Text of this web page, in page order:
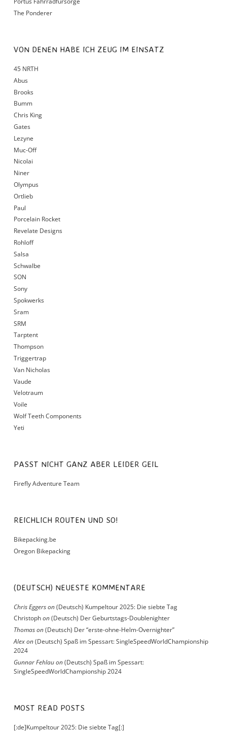
The Ponderer
VON DENEN HABE ICH ZEUG IM EINSATZ
45 NRTH
Abus
Brooks
Bumm
Chris King
Gates
Lezyne
Muc-Off
Nicolai
Niner
Olympus
Ortlieb
Paul
Porcelain Rocket
Revelate Designs
Rohloff
Salsa
Schwalbe
SON
Sony
Spokwerks
Sram
SRM
Tarptent
Thompson
Triggertrap
Van Nicholas
Vaude
Velotraum
Voile
Wolf Teeth Components
Yeti
PASST NICHT GANZ ABER LEIDER GEIL
Firefly Adventure Team
REICHLICH ROUTEN UND SO!
Bikepacking.be
Oregon Bikepacking
(DEUTSCH) NEUESTE KOMMENTARE
Chris Eggerson(Deutsch) Kumpeltour 2025: Die siebte Tag
Christophon(Deutsch) Der Geburtstags-Doublenighter
Thomason(Deutsch) Der “erste-ohne-Helm-Overnighter”
Alexon(Deutsch) Spaß im Spessart: SingleSpeedWorldChampionship
2024
Gunnar Fehlauon(Deutsch) Spaß im Spessart:
SingleSpeedWorldChampionship 2024
MOST READ POSTS
[:de]Kumpeltour 2025: Die siebte Tag[:]